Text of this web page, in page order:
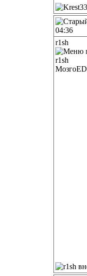
04:36
r1sh
МозгоED